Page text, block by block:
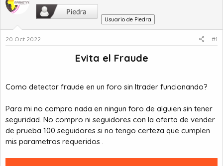
o
r
e
h
a
e
o
Usuario de Piedra
20 Oct 2022 #1
Evita el Fraude​
Como detectar fraude en un foro sin Itrader funcionando?
Para mi no compro nada en ningun foro de alguien sin tener
seguridad. No compro ni seguidores con la oferta de vender
de prueba 100 seguidores si no tengo certeza que cumplen
mis parametros requeridos .